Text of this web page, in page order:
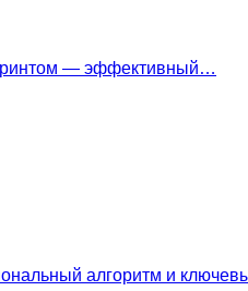
— эффективный…
алгоритм и